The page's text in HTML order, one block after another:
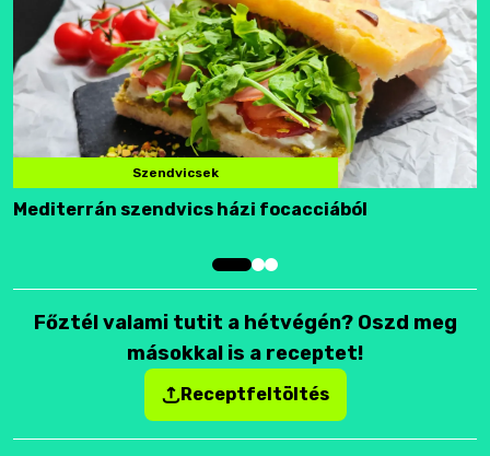
Szendvicsek
Mediterrán szendvics házi focacciából
Főztél valami tutit a hétvégén? Oszd meg
másokkal is a receptet!
Receptfeltöltés